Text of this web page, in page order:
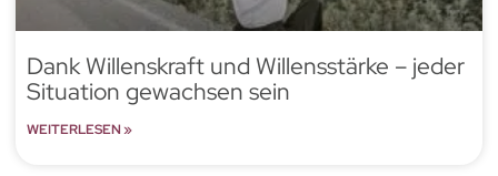
Dank Willenskraft und Willensstärke – jeder
Situation gewachsen sein
WEITERLESEN »